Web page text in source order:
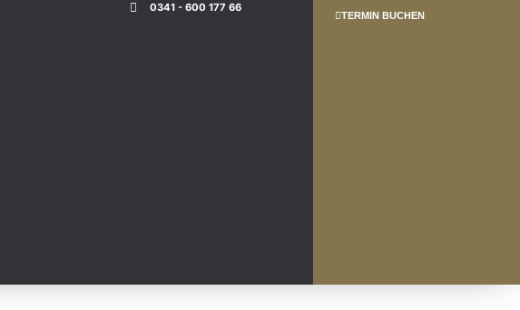
0341 - 600 177 66
TERMIN BUCHEN